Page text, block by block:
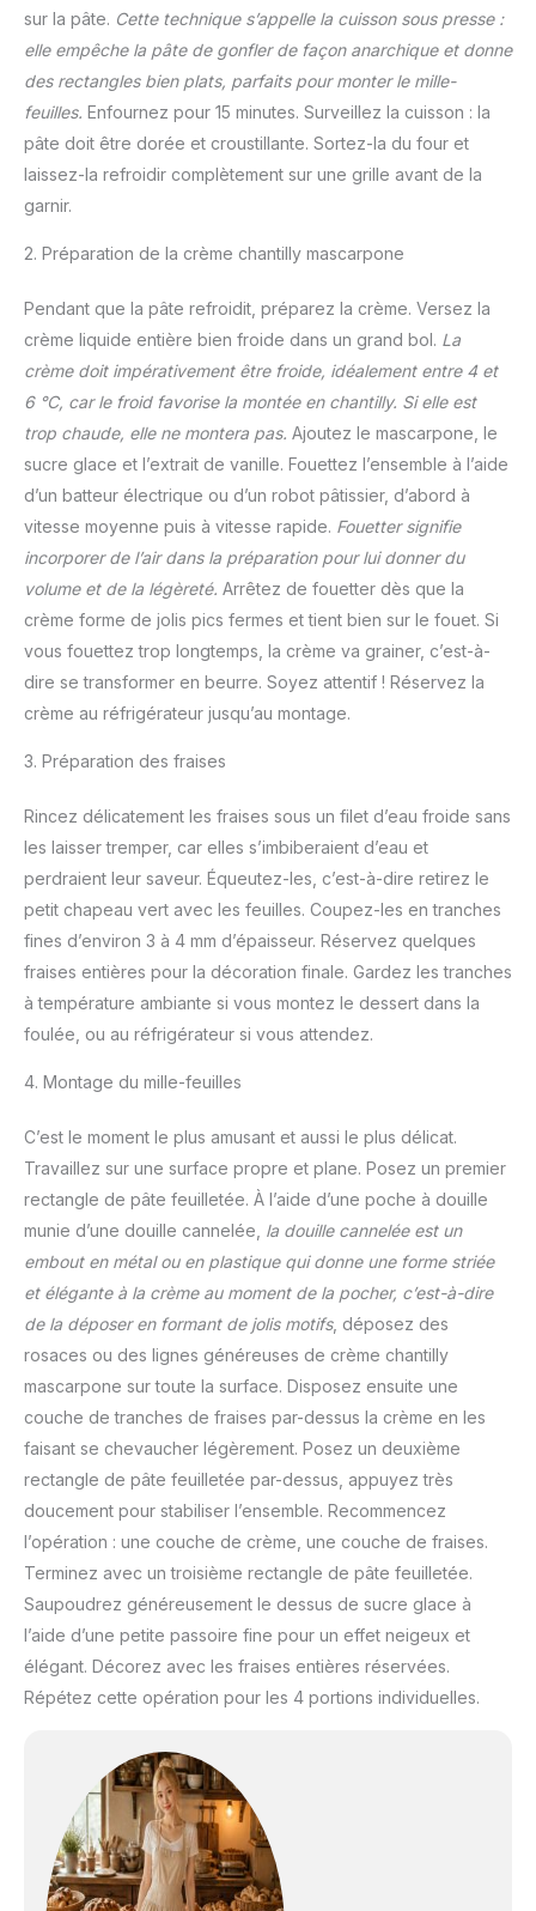
sur la pâte. Cette technique s’appelle la cuisson sous presse :
elle empêche la pâte de gonfler de façon anarchique et donne
des rectangles bien plats, parfaits pour monter le mille-
feuilles. Enfournez pour 15 minutes. Surveillez la cuisson : la
pâte doit être dorée et croustillante. Sortez-la du four et
laissez-la refroidir complètement sur une grille avant de la
garnir.
2. Préparation de la crème chantilly mascarpone
Pendant que la pâte refroidit, préparez la crème. Versez la
crème liquide entière bien froide dans un grand bol. La
crème doit impérativement être froide, idéalement entre 4 et
6 °C, car le froid favorise la montée en chantilly. Si elle est
trop chaude, elle ne montera pas. Ajoutez le mascarpone, le
sucre glace et l’extrait de vanille. Fouettez l’ensemble à l’aide
d’un batteur électrique ou d’un robot pâtissier, d’abord à
vitesse moyenne puis à vitesse rapide. Fouetter signifie
incorporer de l’air dans la préparation pour lui donner du
volume et de la légèreté. Arrêtez de fouetter dès que la
crème forme de jolis pics fermes et tient bien sur le fouet. Si
vous fouettez trop longtemps, la crème va grainer, c’est-à-
dire se transformer en beurre. Soyez attentif ! Réservez la
crème au réfrigérateur jusqu’au montage.
3. Préparation des fraises
Rincez délicatement les fraises sous un filet d’eau froide sans
les laisser tremper, car elles s’imbiberaient d’eau et
perdraient leur saveur. Équeutez-les, c’est-à-dire retirez le
petit chapeau vert avec les feuilles. Coupez-les en tranches
fines d’environ 3 à 4 mm d’épaisseur. Réservez quelques
fraises entières pour la décoration finale. Gardez les tranches
à température ambiante si vous montez le dessert dans la
foulée, ou au réfrigérateur si vous attendez.
4. Montage du mille-feuilles
C’est le moment le plus amusant et aussi le plus délicat.
Travaillez sur une surface propre et plane. Posez un premier
rectangle de pâte feuilletée. À l’aide d’une poche à douille
munie d’une douille cannelée, la douille cannelée est un
embout en métal ou en plastique qui donne une forme striée
et élégante à la crème au moment de la pocher, c’est-à-dire
de la déposer en formant de jolis motifs, déposez des
rosaces ou des lignes généreuses de crème chantilly
mascarpone sur toute la surface. Disposez ensuite une
couche de tranches de fraises par-dessus la crème en les
faisant se chevaucher légèrement. Posez un deuxième
rectangle de pâte feuilletée par-dessus, appuyez très
doucement pour stabiliser l’ensemble. Recommencez
l’opération : une couche de crème, une couche de fraises.
Terminez avec un troisième rectangle de pâte feuilletée.
Saupoudrez généreusement le dessus de sucre glace à
l’aide d’une petite passoire fine pour un effet neigeux et
élégant. Décorez avec les fraises entières réservées.
Répétez cette opération pour les 4 portions individuelles.